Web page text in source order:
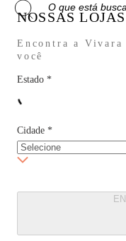
NOSSAS LOJAS
Encontra a
você
Estado *
Cidade *